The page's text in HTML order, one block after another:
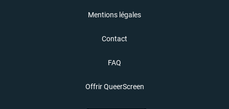
Mentions légales
Contact
FAQ
Offrir QueerScreen